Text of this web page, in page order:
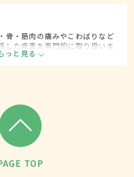
骨・筋肉の痛みやこわばりなど
した疾患を専門的に取り扱いま
っと見る
TOP